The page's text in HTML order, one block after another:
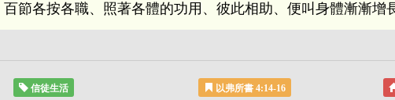
節各按各職、照著各體的功用、彼此相助、便叫身體漸漸增
信徒生活 以弗所書 4:14-16